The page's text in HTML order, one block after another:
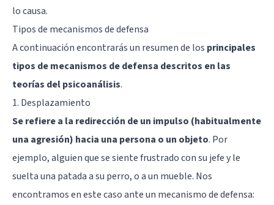
lo causa.
Tipos de mecanismos de defensa
A continuación encontrarás un resumen de los principales
tipos de mecanismos de defensa descritos en las
teorías del psicoanálisis.
1. Desplazamiento
Se refiere a la redirección de un impulso (habitualmente
una agresión) hacia una persona o un objeto. Por
ejemplo, alguien que se siente frustrado con su jefe y le
suelta una patada a su perro, o a un mueble. Nos
encontramos en este caso ante un mecanismo de defensa: